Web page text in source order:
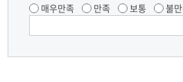
매우만족 만족 보통 불